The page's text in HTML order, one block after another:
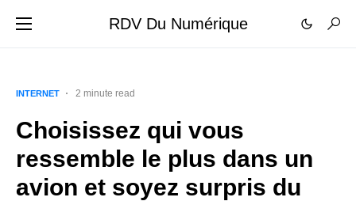
RDV Du Numérique
INTERNET 2 minute read
Choisissez qui vous
ressemble le plus dans un
avion et soyez surpris du